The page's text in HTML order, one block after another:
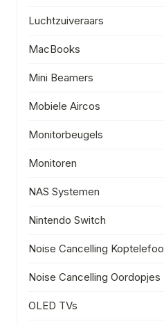
Luchtzuiveraars
MacBooks
Mini Beamers
Mobiele Aircos
Monitorbeugels
Monitoren
NAS Systemen
Nintendo Switch
Noise Cancelling
Noise Cancelling Oordopjes
OLED TVs